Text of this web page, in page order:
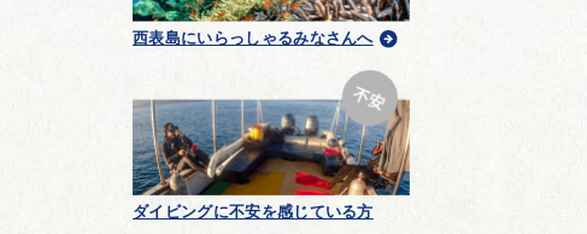
西表島にいらっしゃるみなさんへ
ダイビングに不安を感じている方